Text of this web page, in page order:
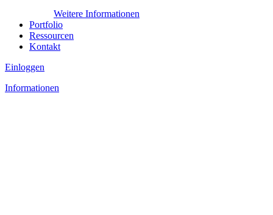
Weitere Informationen
Portfolio
Ressourcen
Kontakt
Einloggen
Informationen